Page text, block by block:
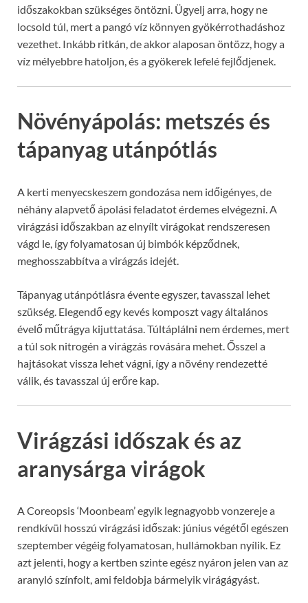
időszakokban szükséges öntözni. Ügyelj arra, hogy ne
locsold túl, mert a pangó víz könnyen gyökérrothadáshoz
vezethet. Inkább ritkán, de akkor alaposan öntözz, hogy a
víz mélyebbre hatoljon, és a gyökerek lefelé fejlődjenek.
Növényápolás: metszés és
tápanyag utánpótlás
A kerti menyecskeszem gondozása nem időigényes, de
néhány alapvető ápolási feladatot érdemes elvégezni. A
virágzási időszakban az elnyílt virágokat rendszeresen
vágd le, így folyamatosan új bimbók képződnek,
meghosszabbítva a virágzás idejét.
Tápanyag utánpótlásra évente egyszer, tavasszal lehet
szükség. Elegendő egy kevés komposzt vagy általános
évelő műtrágya kijuttatása. Túltáplálni nem érdemes, mert
a túl sok nitrogén a virágzás rovására mehet. Ősszel a
hajtásokat vissza lehet vágni, így a növény rendezetté
válik, és tavasszal új erőre kap.
Virágzási időszak és az
aranysárga virágok
A Coreopsis ‘Moonbeam’ egyik legnagyobb vonzereje a
rendkívül hosszú virágzási időszak: június végétől egészen
szeptember végéig folyamatosan, hullámokban nyílik. Ez
azt jelenti, hogy a kertben szinte egész nyáron jelen van az
aranyló színfolt, ami feldobja bármelyik virágágyást.